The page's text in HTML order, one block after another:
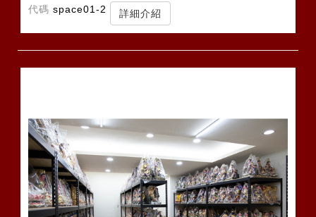
代碼 space01-2 詳細介紹